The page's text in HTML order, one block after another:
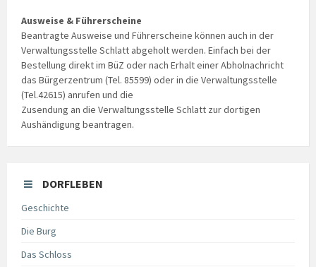
Ausweise & Führerscheine
Beantragte Ausweise und Führerscheine können auch in der
Verwaltungsstelle Schlatt abgeholt werden. Einfach bei der
Bestellung direkt im BüZ oder nach Erhalt einer Abholnachricht
das Bürgerzentrum (Tel. 85599) oder in die Verwaltungsstelle
(Tel.42615) anrufen und die
Zusendung an die Verwaltungsstelle Schlatt zur dortigen
Aushändigung beantragen.
DORFLEBEN
Geschichte
Die Burg
Das Schloss